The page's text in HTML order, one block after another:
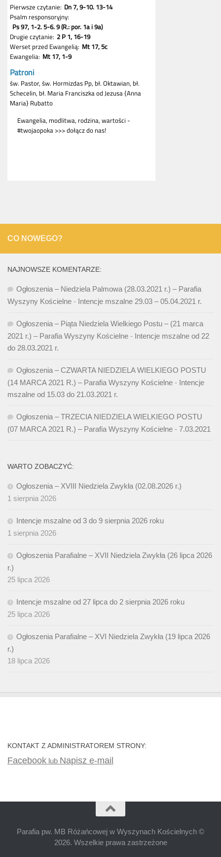
CO NOWEGO?
NAJNOWSZE KOMENTARZE:
Ogłoszenia – Niedziela Palmowa (28.03.2021 r.) – Parafia
Wyszyny Kościelne - Intencje mszalne 29.03 – 05.04.2021 r.
Ogłoszenia – Piąta Niedziela Wielkiego Postu – (21 marca
2021 r.) – Parafia Wyszyny Kościelne - Intencje mszalne od 22
do 28.03.2021 r.
Ogłoszenia – CZWARTA NIEDZIELA WIELKIEGO POSTU
(14 MARCA 2021 R.) – Parafia Wyszyny Kościelne - Intencje
mszalne od 15.03 do 21.03.2021 r.
Ogłoszenia – TRZECIA NIEDZIELA WIELKIEGO POSTU
(07 MARCA 2021 R.) – Parafia Wyszyny Kościelne - 7.03.2021
WARTO ZOBACZYĆ:
Ogłoszenia – XVIII Niedziela Zwykła (02.08.2026 r.)
1 sierpnia 2026
Intencje mszalne od 3 do 9 sierpnia 2026 roku
1 sierpnia 2026
Ogłoszenia Parafialne – XVII Niedziela Zwykła (26 lipca 2026
r.)
25 lipca 2026
Intencje mszalne od 27 lipca do 2 sierpnia 2026 roku
25 lipca 2026
Ogłoszenia Parafialne – XVI Niedziela Zwykła (19 lipca 2026
r.)
18 lipca 2026
KONTAKT Z ADMINISTRATOREM STRONY:
Facebook lub Napisz e-mail
Parafia pw. MB Różańcowej w Wyszynach Kościelnych ©
2026. Wszelkie prawa zastrzeżone